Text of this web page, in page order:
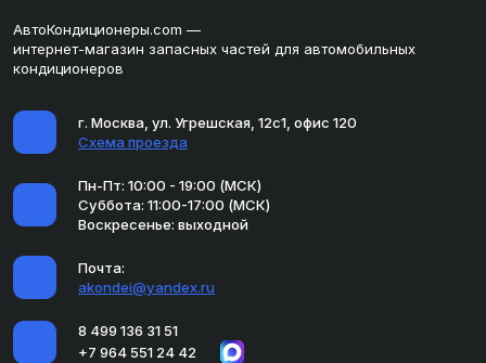
АвтоКондиционеры.com —
интернет-магазин запасных частей для автомобильных
кондиционеров
г. Москва, ул. Угрешская, 12с1, офис 120
Схема проезда
Пн-Пт: 10:00 - 19:00 (МСК)
Суббота: 11:00-17:00 (МСК)
Воскресенье: выходной
Почта:
akondei@yandex.ru
8 499 136 31 51
+7 964 551 24 42